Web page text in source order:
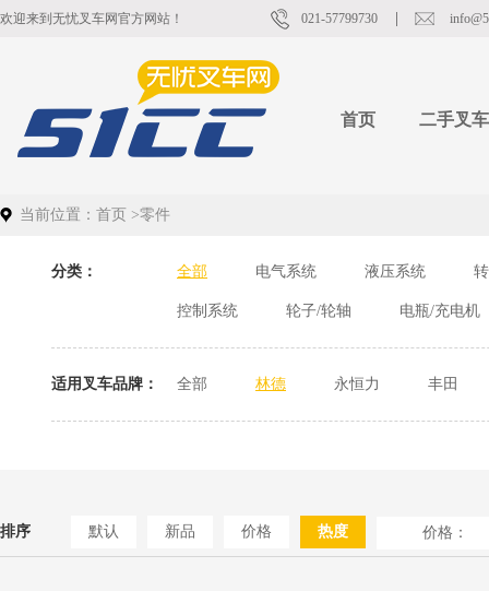
欢迎来到无忧叉车网官方网站！ 021-57799730
首页 二手叉车
当前位置： 首页 >零件
分类： 全部 电气系统 液压系统
控制系统 轮子/轮轴 电瓶/充电机
适用叉车品牌： 全部 林德 永恒力 丰田
排序 默认 新品 价格 热度 价格：